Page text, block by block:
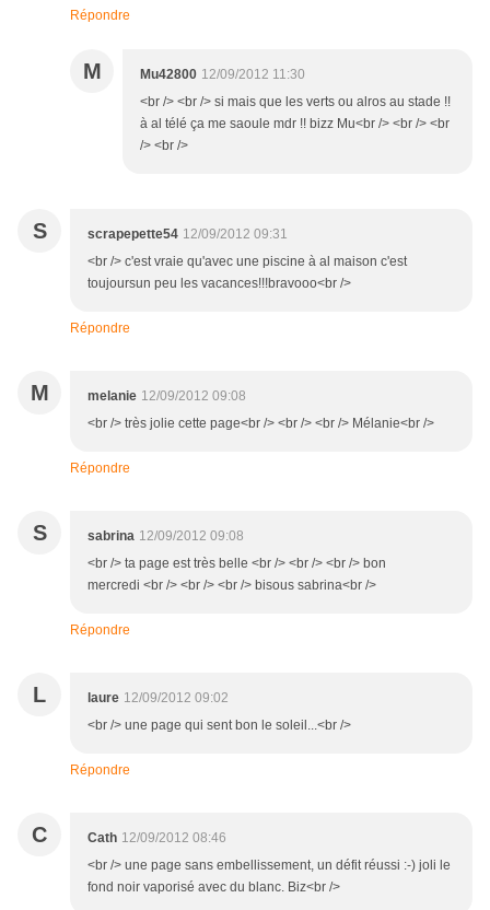
Répondre
M Mu42800 12/09/2012 11:30
<br /> <br /> si mais que les verts ou alros au stade !!
à al télé ça me saoule mdr !! bizz Mu<br /> <br /> <br
/> <br />
S scrapepette54 12/09/2012 09:31
<br /> c'est vraie qu'avec une piscine à al maison c'est
toujoursun peu les vacances!!!bravooo<br />
Répondre
M melanie 12/09/2012 09:08
<br /> très jolie cette page<br /> <br /> <br /> Mélanie<br />
Répondre
S sabrina 12/09/2012 09:08
<br /> ta page est très belle <br /> <br /> <br /> bon
mercredi <br /> <br /> <br /> bisous sabrina<br />
Répondre
L laure 12/09/2012 09:02
<br /> une page qui sent bon le soleil...<br />
Répondre
C Cath 12/09/2012 08:46
<br /> une page sans embellissement, un défit réussi :-) joli le
fond noir vaporisé avec du blanc. Biz<br />